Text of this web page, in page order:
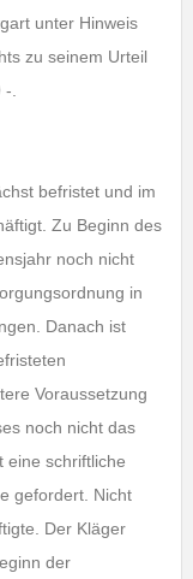
unter Hinweis
zu seinem Urteil
.
befristet und im
Zu Beginn des
noch nicht
in
Danach ist
Voraussetzung
noch nicht das
eine schriftliche
gefordert. Nicht
Der Kläger
der